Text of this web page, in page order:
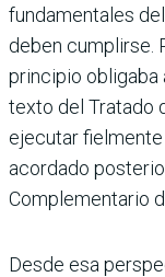
fundamentales
deben cumplirse.
principio obligaba
texto del Tratado
ejecutar
acordado
Complementario
Desde esa